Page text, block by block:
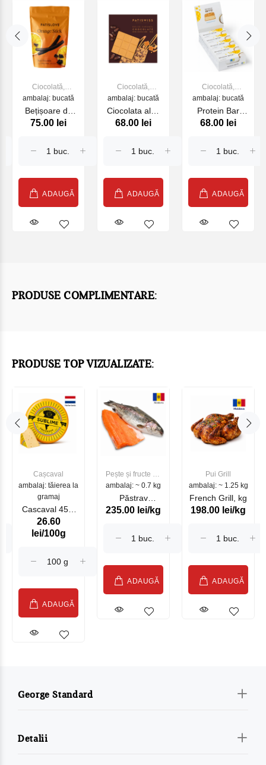
Ciocolată,
bomboane, gume
de mestecat
ambalaj: bucată
Bețișoare de
portocale in
neagra
75.00 lei
ADAUGĂ
Ciocolată,
bomboane, gume
de mestecat
ambalaj: bucată
Ciocolata alba
cu caramela si
cacao
68.00 lei
ADAUGĂ
Ciocolată,
bomboane, gume
de mestecat
ambalaj: bucată
Protein Bar
"Mango-Cocos"
lapte
68.00 lei
ADAUGĂ
PRODUSE COMPLIMENTARE:
PRODUSE TOP VIZUALIZATE:
Cașcaval
ambalaj: tăierea la
gramaj
Cascaval 45%
Maasdam
Sublime Cow
26.60
lei/100g
ADAUGĂ
Pește și fructe de
mare
ambalaj: ~ 0.7 kg
Păstrav
Somonat
235.00 lei/kg
ADAUGĂ
Pui Grill
ambalaj: ~ 1.25 kg
French Grill, kg
198.00 lei/kg
ADAUGĂ
George Standard
Detalii